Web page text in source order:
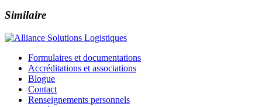
Similaire
Formulaires et documentations
Accréditations et associations
Blogue
Contact
Renseignements personnels